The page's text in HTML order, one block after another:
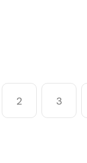
2 3